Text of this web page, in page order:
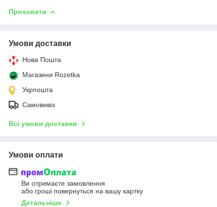
Приховати
Умови доставки
Нова Пошта
Магазини Rozetka
Укрпошта
Самовивіз
Всі умови доставки
Умови оплати
Ви отримаєте замовлення
або гроші повернуться на вашу картку
Детальніше